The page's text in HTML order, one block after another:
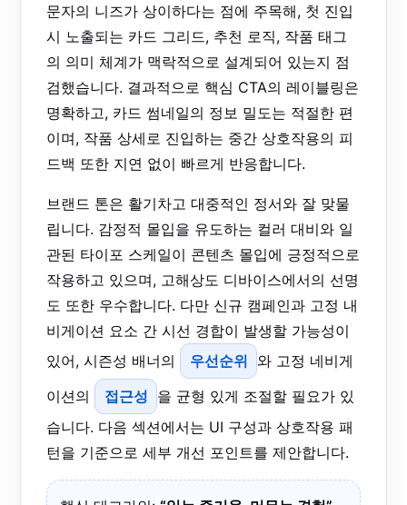
문자의 니즈가 상이하다는 점에 주목해, 첫 진입
시 노출되는 카드 그리드, 추천 로직, 작품 태그
의 의미 체계가 맥락적으로 설계되어 있는지 점
검했습니다. 결과적으로 핵심 CTA의 레이블링은
명확하고, 카드 썸네일의 정보 밀도는 적절한 편
이며, 작품 상세로 진입하는 중간 상호작용의 피
드백 또한 지연 없이 빠르게 반응합니다.
브랜드 톤은 활기차고 대중적인 정서와 잘 맞물
립니다. 감정적 몰입을 유도하는 컬러 대비와 일
관된 타이포 스케일이 콘텐츠 몰입에 긍정적으로
작용하고 있으며, 고해상도 디바이스에서의 선명
도 또한 우수합니다. 다만 신규 캠페인과 고정 내
비게이션 요소 간 시선 경합이 발생할 가능성이
있어, 시즌성 배너의
우선순위
와 고정 네비게
이션의
접근성 을 균형 있게 조절할 필요가 있
습니다. 다음 섹션에서는 UI 구성과 상호작용 패
턴을 기준으로 세부 개선 포인트를 제안합니다.